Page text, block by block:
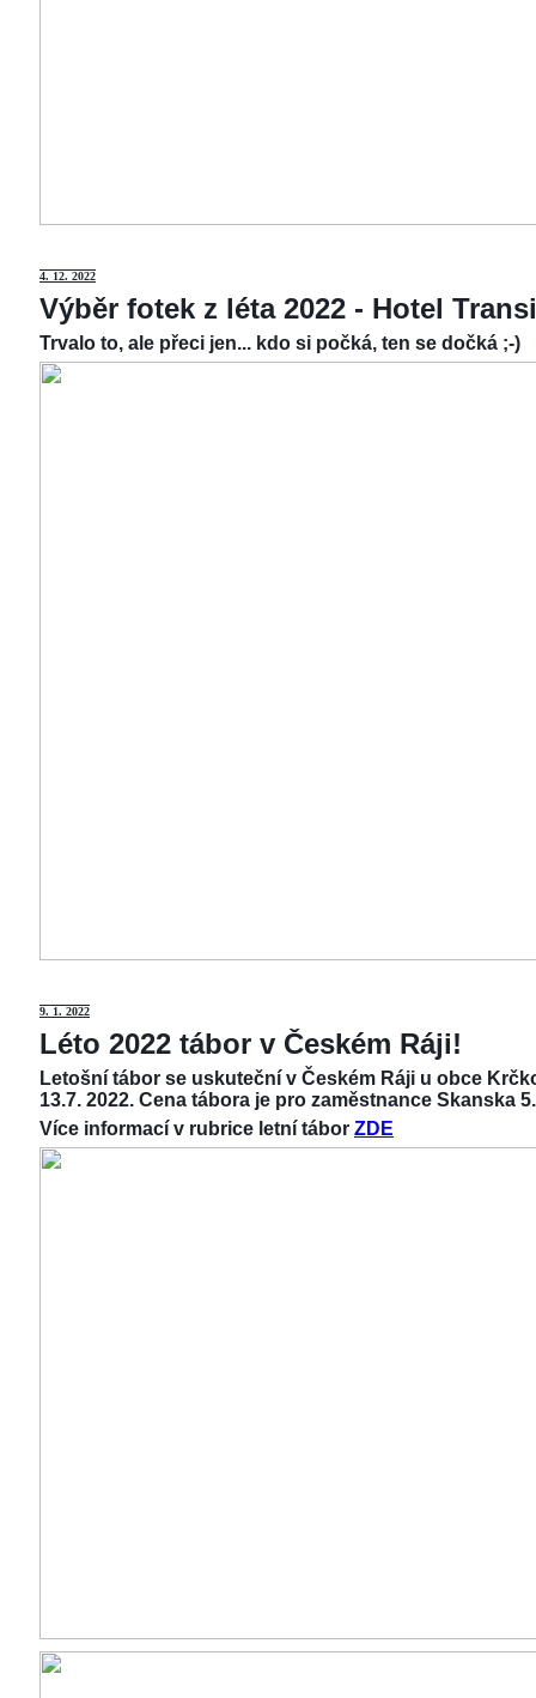
4. 12. 2022
Výběr fotek z léta 2022 - Hotel
Trvalo to, ale přeci jen... kdo si počká, ten se dočká ;-)
9. 1. 2022
Léto 2022 tábor v Českém Ráji!
Letošní tábor se uskuteční v Českém Ráji u obce
13.7. 2022. Cena tábora je pro zaměstnance Skanska
Více informací v rubrice letní tábor ZDE